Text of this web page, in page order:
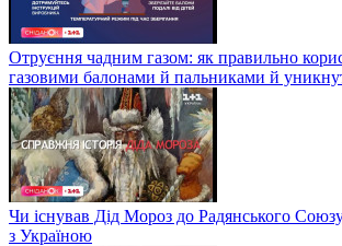
Отруєння чадним газом: як правильно
газовими балонами й пальниками й
Чи існував Дід Мороз до Радянського
з Україною